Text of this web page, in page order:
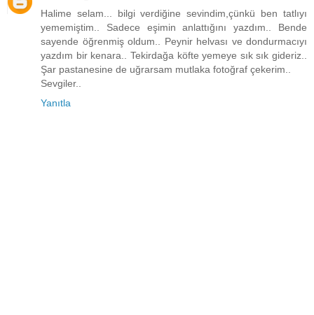
Halime selam... bilgi verdiğine sevindim,çünkü ben tatlıyı
yememiştim.. Sadece eşimin anlattığını yazdım.. Bende
sayende öğrenmiş oldum.. Peynir helvası ve dondurmacıyı
yazdım bir kenara.. Tekirdağa köfte yemeye sık sık gideriz..
Şar pastanesine de uğrarsam mutlaka fotoğraf çekerim..
Sevgiler..
Yanıtla